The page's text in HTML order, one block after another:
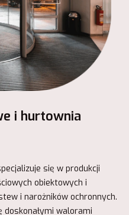
i hurtownia
się w produkcji
obiektowych i
i narożników ochronnych.
doskonałymi walorami